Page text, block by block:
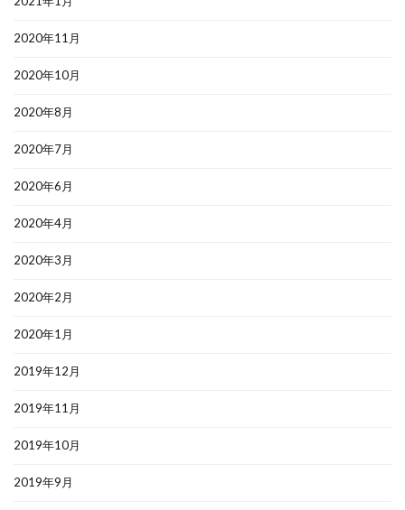
2020年11月
2020年10月
2020年8月
2020年7月
2020年6月
2020年4月
2020年3月
2020年2月
2020年1月
2019年12月
2019年11月
2019年10月
2019年9月